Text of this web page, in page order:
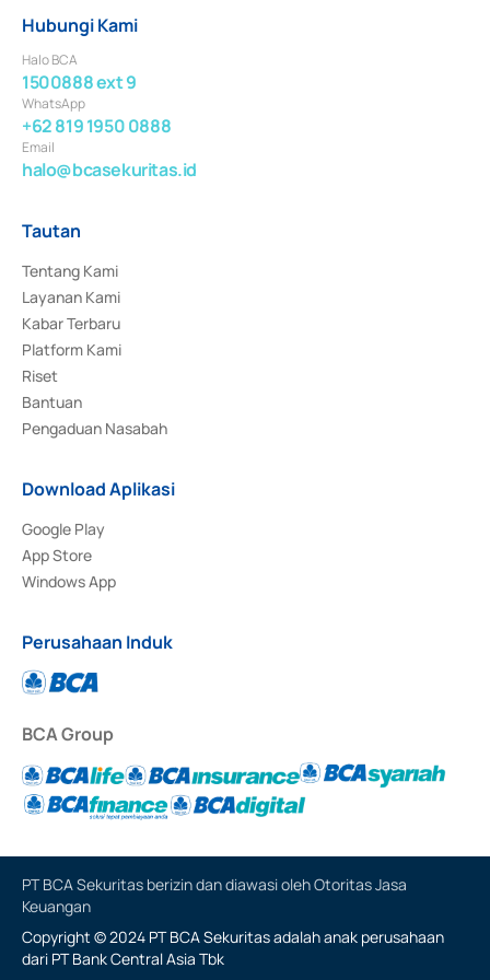
Hubungi Kami
Halo BCA
1500888 ext 9
WhatsApp
+62 819 1950 0888
Email
halo@bcasekuritas.id
Tautan
Tentang Kami
Layanan Kami
Kabar Terbaru
Platform Kami
Riset
Bantuan
Pengaduan Nasabah
Download Aplikasi
Google Play
App Store
Windows App
Perusahaan Induk
BCA Group
PT BCA Sekuritas berizin dan diawasi oleh Otoritas Jasa
Keuangan
Copyright © 2024 PT BCA Sekuritas adalah anak perusahaan
dari PT Bank Central Asia Tbk